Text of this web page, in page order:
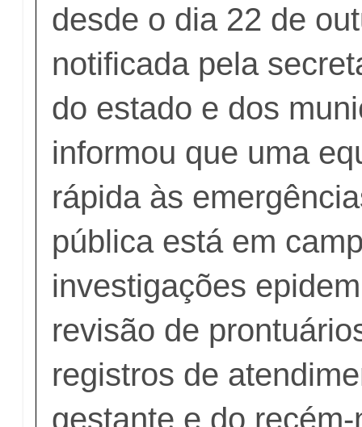
desde o dia 22 de
notificada pela
do estado e dos
informou que uma
rápida às
pública está em
investigações
revisão de
registros de
gestante e do